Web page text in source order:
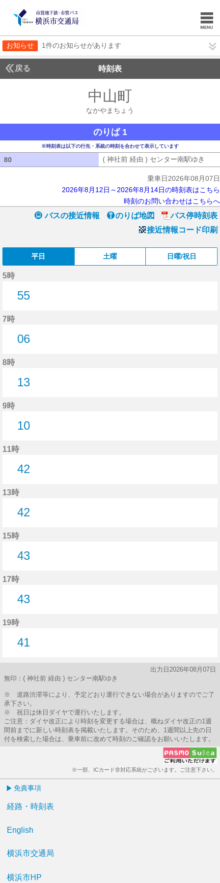
お知らせ 1件のお知らせがあります
戻る 時刻表
中山町
なかやまちょう
のりば 1
※時刻表は以下の行先・系統の時刻を合わせて表示しています
80 ( 神社前 経由 ) センター南駅ゆき
乗車日2026年08月07日
2026年8月12日～2026年8月14日の時刻表はこちら
時刻のお問い合わせはこちらへ
バスの接近情報 のりば地図
バス停時刻表
接近情報コード印刷
平日 土曜 日曜/祝日
5時
55
7時
06
8時
13
9時
10
11時
42
13時
42
15時
43
17時
43
19時
41
出力日2026年08月07日
無印：( 神社前 経由 ) センター南駅ゆき
※ 道路渋滞等により、予定どおり運行できない場合がありますのでご了
承下さい。
※ 祝日は休日ダイヤで運行いたします。
ご注意：ダイヤ改正により時刻を変更する場合は、概ねダイヤ改正の1週
間前までに新しい時刻表を掲載いたします。そのため、1週間以上先の日
付を検索した場合は、乗車前に改めて時刻のご確認をお願いいたします。
※一部、ICカード非対応系統がございます。ご注意下さい。
免責事項
経路・時刻表
English
横浜市交通局
横浜市HP